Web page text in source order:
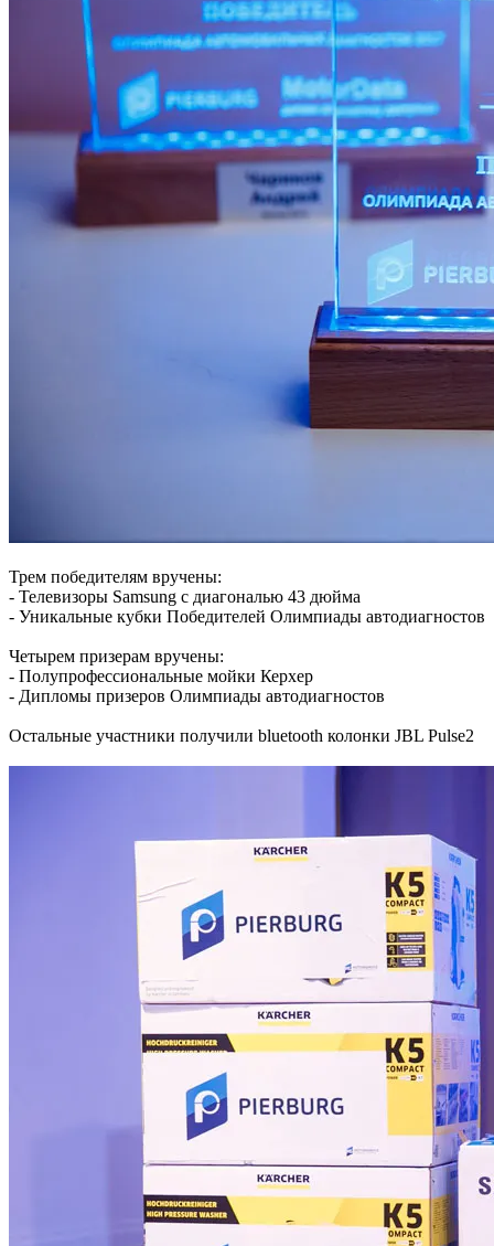
Трем победителям вручены:
- Телевизоры Samsung с диагональю 43 дюйма
- Уникальные кубки Победителей Олимпиады автодиагностов
Четырем призерам вручены:
- Полупрофессиональные мойки Керхер
- Дипломы призеров Олимпиады автодиагностов
Остальные участники получили bluetooth колонки JBL Pulse2